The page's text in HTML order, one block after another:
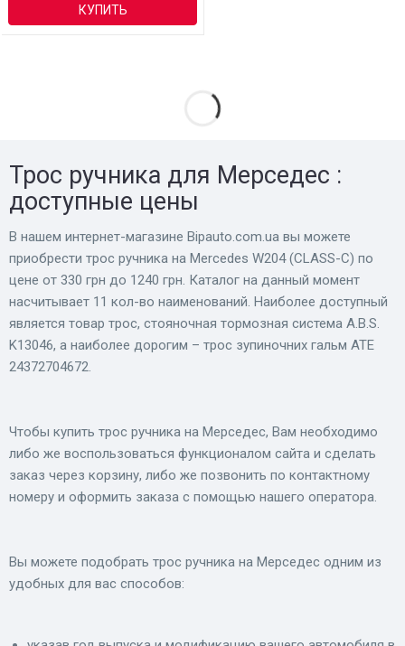
КУПИТЬ
Трос ручника для Мерседес :
доступные цены
В нашем интернет-магазине Bіpauto.com.ua вы можете
приобрести трос ручника на Mercedes W204 (CLASS-C) по
цене от 330 грн до 1240 грн. Каталог на данный момент
насчитывает 11 кол-во наименований. Наиболее доступный
является товар трос, стояночная тормозная система A.B.S.
K13046, а наиболее дорогим – трос зупиночних гальм ATE
24372704672.
Чтобы купить трос ручника на Мерседес, Вам необходимо
либо же воспользоваться функционалом сайта и сделать
заказ через корзину, либо же позвонить по контактному
номеру и оформить заказа с помощью нашего оператора.
Вы можете подобрать трос ручника на Мерседес одним из
удобных для вас способов: